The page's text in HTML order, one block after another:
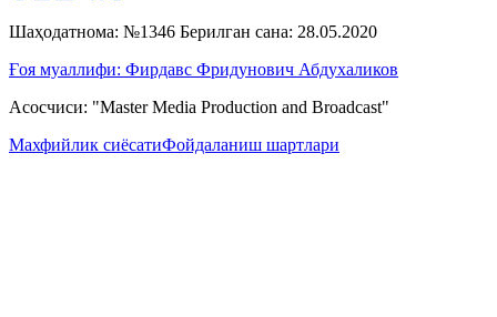
Шаҳодатнома: №1346 Берилган сана: 28.05.2020
Ғоя муаллифи: Фирдавс Фридунович Абдухаликов
Асосчиси: "Master Media Production and Broadcast"
Махфийлик сиёсатиФойдаланиш шартлари